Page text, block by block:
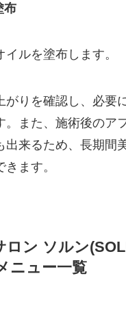
布
ルを塗布します。
がりを確認し、必要
。また、施術後のア
出来るため、長期間
ます。
ロン ソルン
ニュー一覧